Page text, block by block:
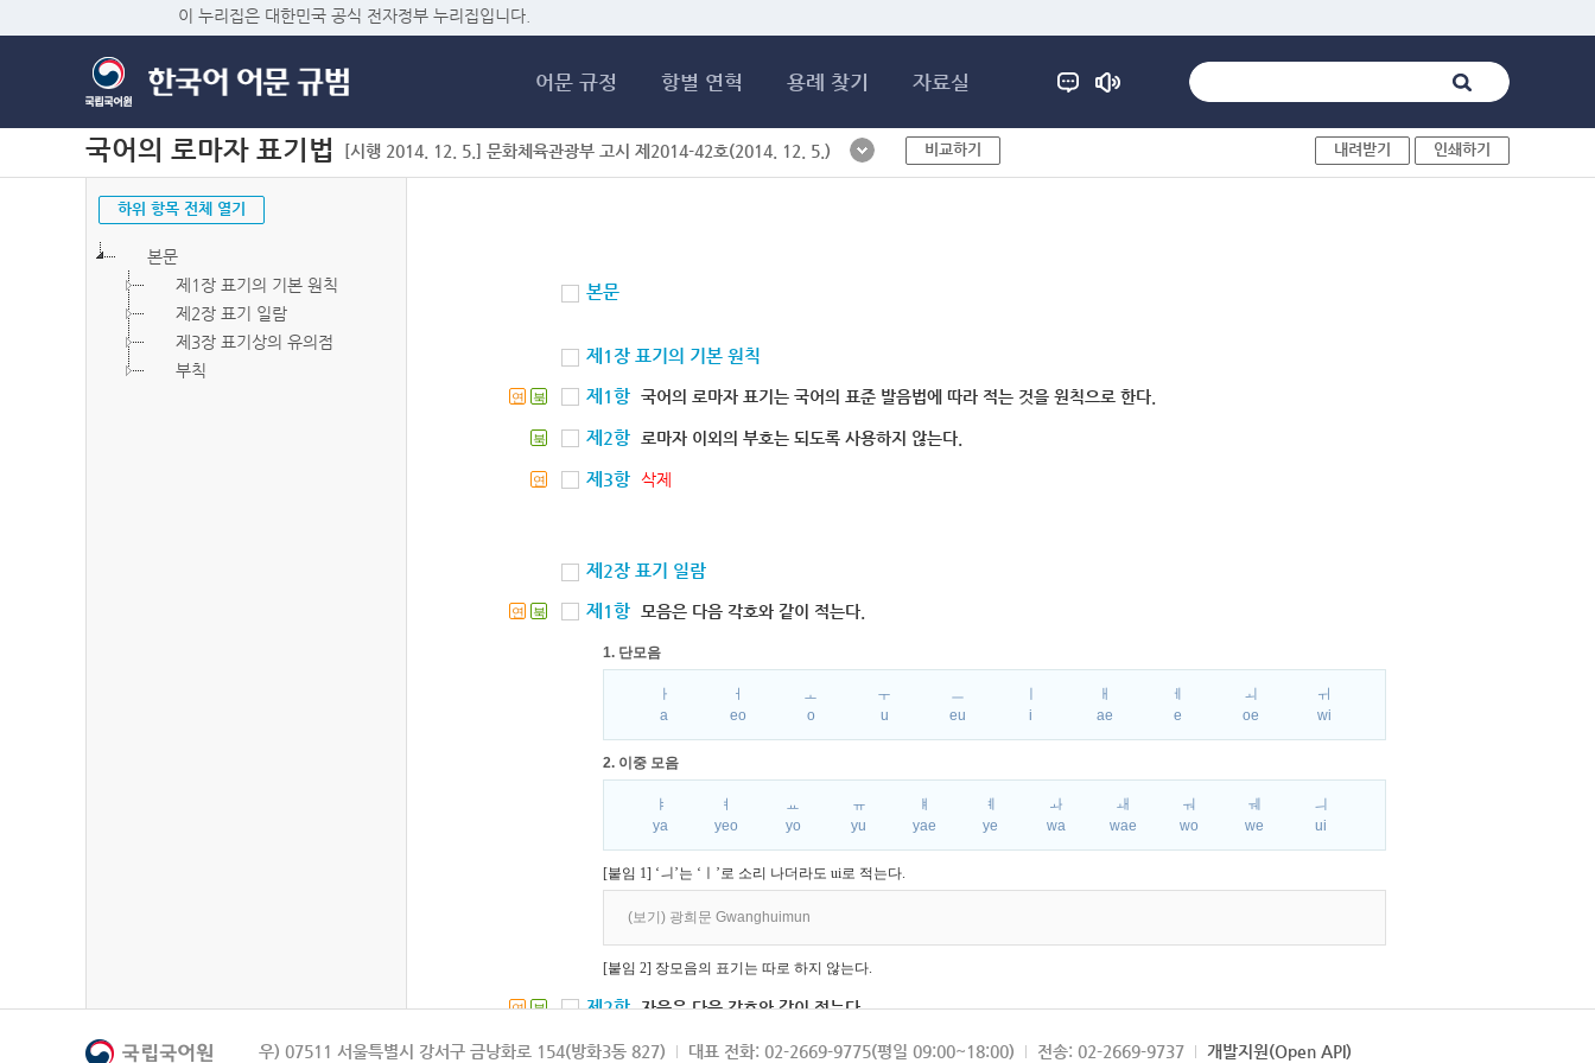
이 누리집은 대한민국 공식 전자정부 누리집입니다.
어문 규정 항별 연혁 용례 찾기 자료실
국어의 로마자 표기법 [시행 2014. 12. 5.] 문화체육관광부 고시 제2014-42호(2014. 12. 5.) 비교하기 내려받기 인쇄하기
하위 항목 전체 열기
본문
제1장 표기의 기본 원칙
제2장 표기 일람
제3장 표기상의 유의점
부칙
본문
제1장 표기의 기본 원칙
연 북 제1항 국어의 로마자 표기는 국어의 표준 발음법에 따라 적는 것을 원칙으로 한다.
북 제2항 로마자 이외의 부호는 되도록 사용하지 않는다.
연 제3항 삭제
제2장 표기 일람
연 북 제1항 모음은 다음 각호와 같이 적는다.
1. 단모음
ㅏ
a
ㅓ
eo
ㅗ
o
ㅜ
u
ㅡ
eu
i
ㅐ
ae
ㅔ
e
ㅚ
oe
ㅟ
wi
2. 이중 모음
ㅑ
ya
ㅕ
yeo
ㅛ
yo
ㅠ
yu
ㅒ
yae
ㅖ
ye
ㅘ
wa
ㅙ
wae
ㅝ
wo
ㅞ
we
ㅢ
ui
[붙임 1] ‘ㅢ’는 ‘ㅣ’로 소리 나더라도 ui로 적는다.
(보기) 광희문 Gwanghuimun
[붙임 2] 장모음의 표기는 따로 하지 않는다.
연 북 제2항 자음은 다음 각호와 같이 적는다.
1. 파열음
우) 07511 서울특별시 강서구 금낭화로 154(방화3동 827) 대표 전화: 02-2669-9775(평일 09:00~18:00) 전송: 02-2669-9737 개발지원(Open API)